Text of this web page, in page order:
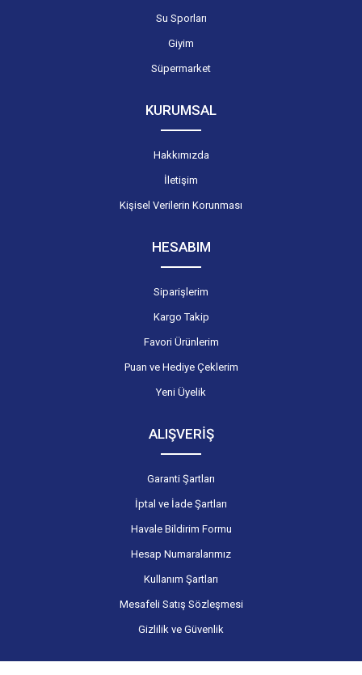
Su Sporları
Giyim
Süpermarket
KURUMSAL
Hakkımızda
İletişim
Kişisel Verilerin Korunması
HESABIM
Siparişlerim
Kargo Takip
Favori Ürünlerim
Puan ve Hediye Çeklerim
Yeni Üyelik
ALIŞVERİŞ
Garanti Şartları
İptal ve İade Şartları
Havale Bildirim Formu
Hesap Numaralarımız
Kullanım Şartları
Mesafeli Satış Sözleşmesi
Gizlilik ve Güvenlik